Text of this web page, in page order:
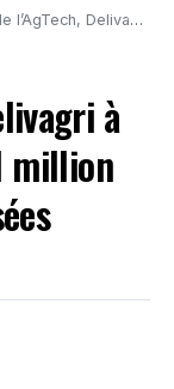
d’ici un an 1 million de tonnes commercialisées depuis sa création.
à
million